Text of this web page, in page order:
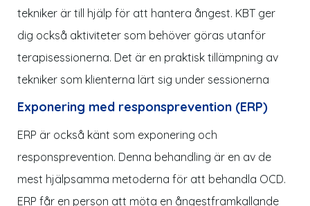
tekniker är till hjälp för att hantera ångest. KBT ger
dig också aktiviteter som behöver göras utanför
terapisessionerna. Det är en praktisk tillämpning av
tekniker som klienterna lärt sig under sessionerna
Exponering med responsprevention (ERP)
ERP är också känt som exponering och
responsprevention. Denna behandling är en av de
mest hjälpsamma metoderna för att behandla OCD.
ERP får en person att möta en ångestframkallande